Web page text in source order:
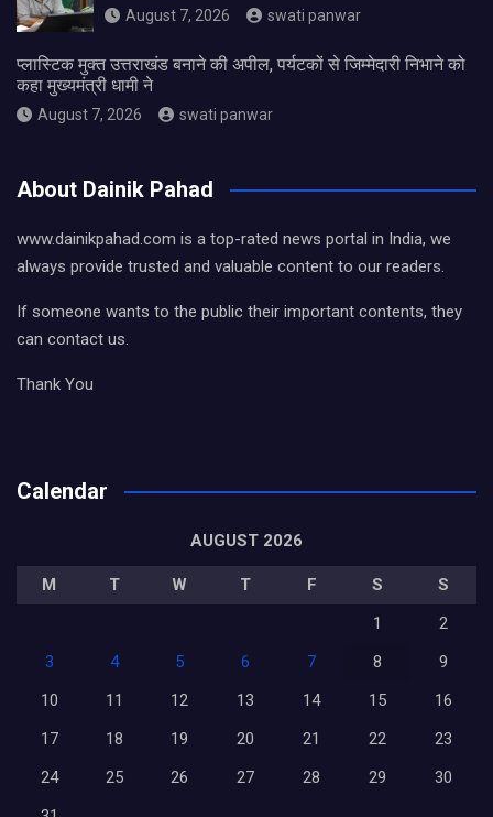
August 7, 2026 swati panwar
प्लास्टिक मुक्त उत्तराखंड बनाने की अपील, पर्यटकों से जिम्मेदारी निभाने को
कहा मुख्यमंत्री धामी ने
August 7, 2026 swati panwar
About Dainik Pahad
www.dainikpahad.com is a top-rated news portal in India, we
always provide trusted and valuable content to our readers.
If someone wants to the public their important contents, they
can contact us.
Thank You
Calendar
AUGUST 2026
M T W T F S
S
1
2
3
4 5 6 7 8
9
10
11 12 13 14 15
16
17
18 19 20 21 22
23
24
25 26 27 28 29
30